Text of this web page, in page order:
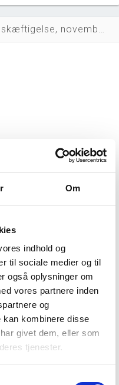
Om
indhold og
til sociale medier og til
også oplysninger om
vores partnere inden
og
kan kombinere disse
givet dem, eller som
tjenester.
Nøgletal for branchen (beskæftigelse, november 2023)